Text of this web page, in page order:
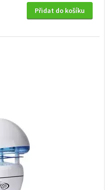
Přidat do košíku